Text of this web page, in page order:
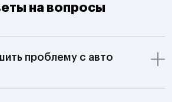
на вопросы
проблему с авто